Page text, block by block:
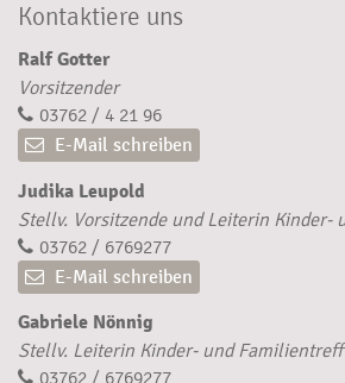
Kontaktiere uns
Ralf Gotter
Vorsitzender
03762 / 4 21 96
E-Mail schreiben
Judika Leupold
Stellv. Vorsitzende und Leiterin Kinder-
03762 / 6769277
E-Mail schreiben
Gabriele Nönnig
Stellv. Leiterin Kinder- und Familientreff
03762 / 6769277